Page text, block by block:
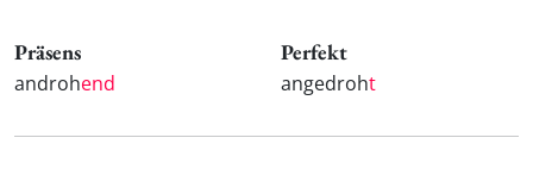
Präsens
androhend
Perfekt
angedroht